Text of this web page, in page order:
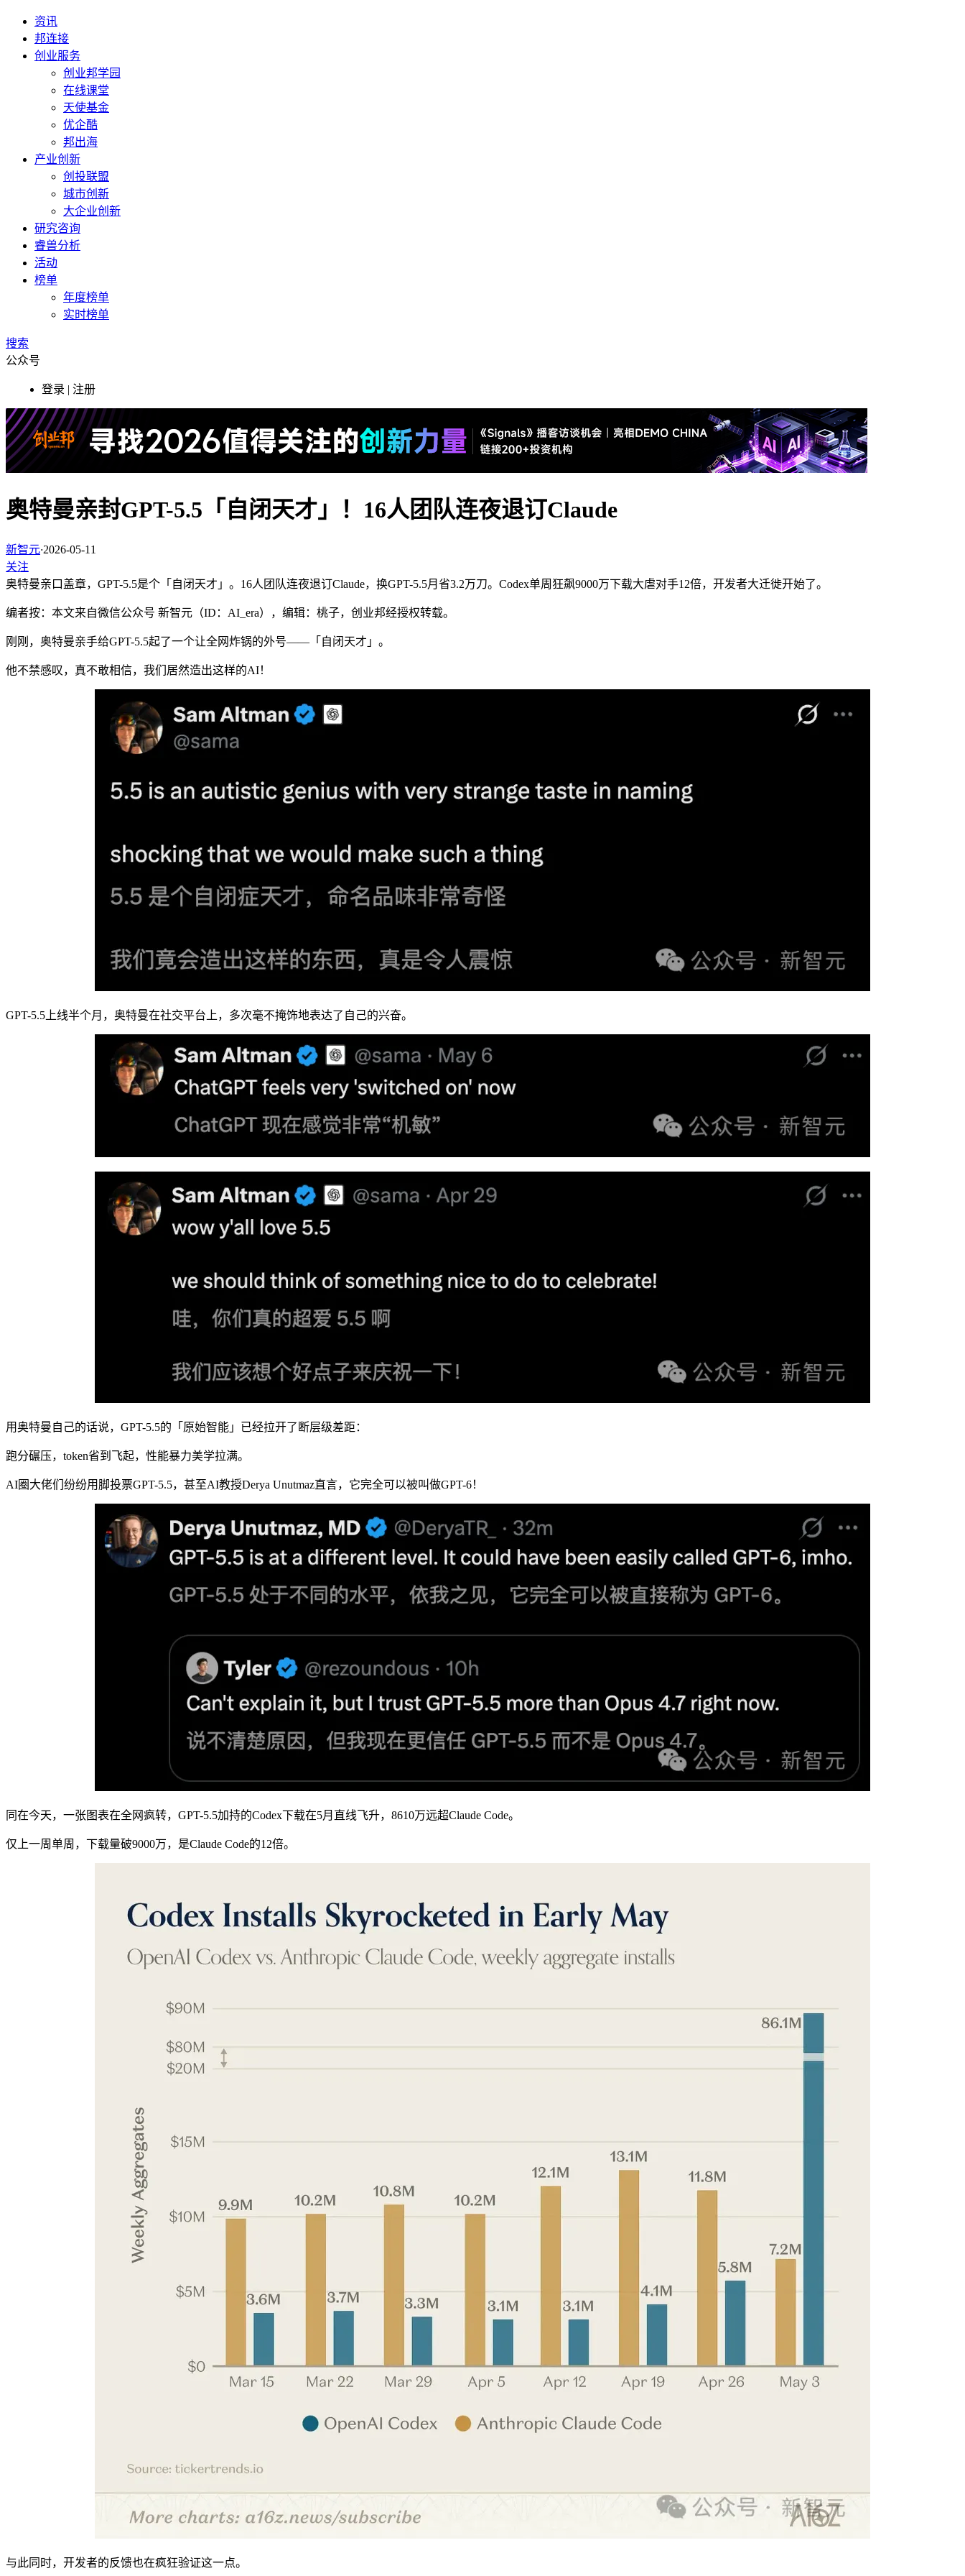
资讯
邦连接
创业服务
创业邦学园
在线课堂
天使基金
优企酷
邦出海
产业创新
创投联盟
城市创新
大企业创新
研究咨询
睿兽分析
活动
榜单
年度榜单
实时榜单
搜索
公众号
登录 | 注册
奥特曼亲封GPT-5.5「自闭天才」！16人团队连夜退订Claude
新智元·2026-05-11
关注
奥特曼亲口盖章，GPT-5.5是个「自闭天才」。16人团队连夜退订Claude，换GPT-5.5月省3.2万刀。Codex单周狂飙9000万下载大虐对手12倍，开发者大迁徙开始了。
编者按：本文来自微信公众号 新智元（ID：AI_era），编辑：桃子，创业邦经授权转载。
刚刚，奥特曼亲手给GPT-5.5起了一个让全网炸锅的外号——「自闭天才」。
他不禁感叹，真不敢相信，我们居然造出这样的AI！
GPT-5.5上线半个月，奥特曼在社交平台上，多次毫不掩饰地表达了自己的兴奋。
用奥特曼自己的话说，GPT-5.5的「原始智能」已经拉开了断层级差距：
跑分碾压，token省到飞起，性能暴力美学拉满。
AI圈大佬们纷纷用脚投票GPT-5.5，甚至AI教授Derya Unutmaz直言，它完全可以被叫做GPT-6！
同在今天，一张图表在全网疯转，GPT-5.5加持的Codex下载在5月直线飞升，8610万远超Claude Code。
仅上一周单周，下载量破9000万，是Claude Code的12倍。
与此同时，开发者的反馈也在疯狂验证这一点。